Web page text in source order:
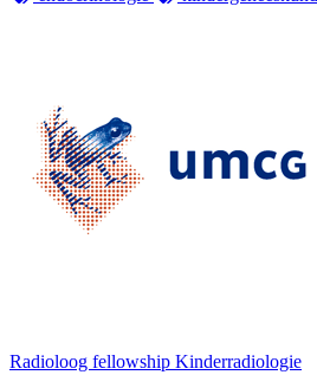
Radioloog fellowship Kinderradiologie